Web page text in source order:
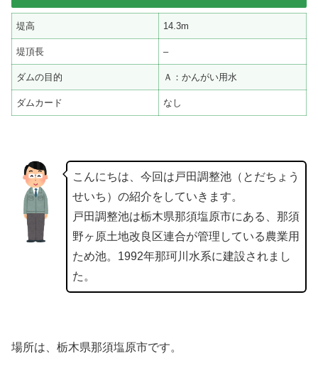
堤高 14.3m
堤頂長 –
ダムの目的 Ａ：かんがい用水
ダムカード なし
こんにちは、今回は戸田調整池（とだちょう
せいち）の紹介をしていきます。
戸田調整池は栃木県那須塩原市にある、那須
野ヶ原土地改良区連合が管理している農業用
ため池。1992年那珂川水系に建設されまし
た。
場所は、栃木県那須塩原市です。